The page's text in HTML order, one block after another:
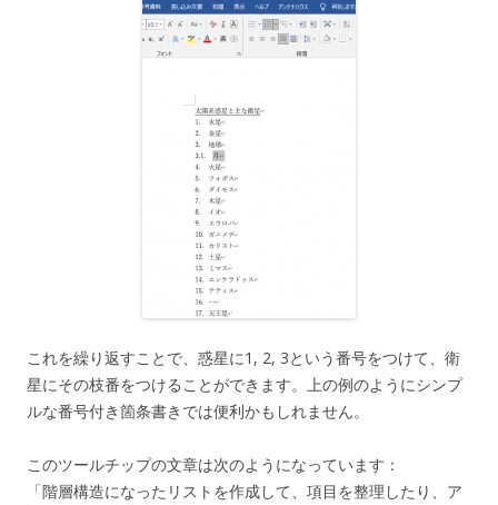
これを繰り返すことで、惑星に1, 2, 3という番号をつけて、衛
星にその枝番をつけることができます。上の例のようにシンプ
ルな番号付き箇条書きでは便利かもしれません。
このツールチップの文章は次のようになっています：
「階層構造になったリストを作成して、項目を整理したり、ア